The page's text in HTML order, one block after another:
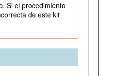
Si el procedimiento
de este kit